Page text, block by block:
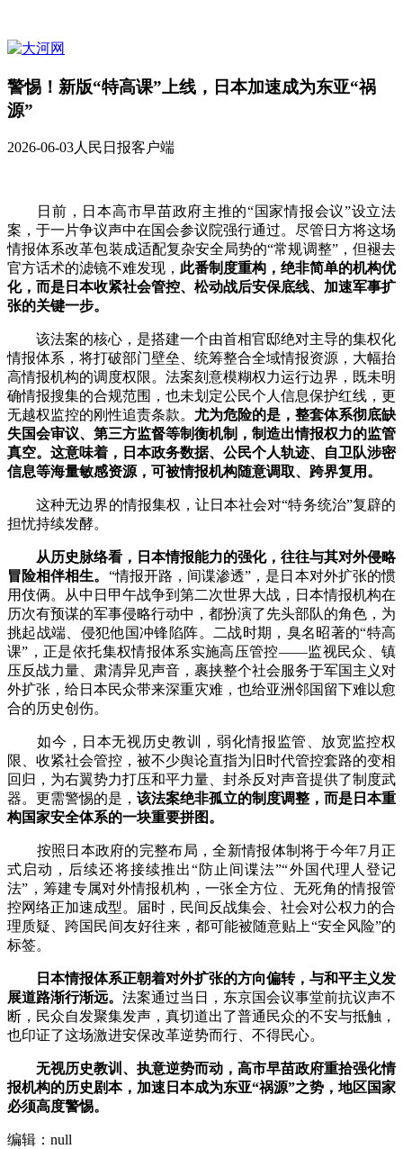
警惕！新版“特高课”上线，日本加速成为东亚“祸
源”
2026-06-03人民日报客户端
日前，日本高市早苗政府主推的“国家情报会议”设立法
案，于一片争议声中在国会参议院强行通过。尽管日方将这场
情报体系改革包装成适配复杂安全局势的“常规调整”，但褪去
官方话术的滤镜不难发现， 此番制度重构，绝非简单的机构优
化，而是日本收紧社会管控、松动战后安保底线、加速军事扩
张的关键一步。
该法案的核心，是搭建一个由首相官邸绝对主导的集权化
情报体系，将打破部门壁垒、统筹整合全域情报资源，大幅抬
高情报机构的调度权限。法案刻意模糊权力运行边界，既未明
确情报搜集的合规范围，也未划定公民个人信息保护红线，更
无越权监控的刚性追责条款。 尤为危险的是，整套体系彻底缺
失国会审议、第三方监督等制衡机制，制造出情报权力的监管
真空。这意味着，日本政务数据、公民个人轨迹、自卫队涉密
信息等海量敏感资源，可被情报机构随意调取、跨界复用。
这种无边界的情报集权，让日本社会对“特务统治”复辟的
担忧持续发酵。
从历史脉络看，日本情报能力的强化，往往与其对外侵略
冒险相伴相生。 “情报开路，间谍渗透”，是日本对外扩张的惯
用伎俩。从中日甲午战争到第二次世界大战，日本情报机构在
历次有预谋的军事侵略行动中，都扮演了先头部队的角色，为
挑起战端、侵犯他国冲锋陷阵。二战时期，臭名昭著的“特高
课”，正是依托集权情报体系实施高压管控——监视民众、镇
压反战力量、肃清异见声音，裹挟整个社会服务于军国主义对
外扩张，给日本民众带来深重灾难，也给亚洲邻国留下难以愈
合的历史创伤。
如今，日本无视历史教训，弱化情报监管、放宽监控权
限、收紧社会管控，被不少舆论直指为旧时代管控套路的变相
回归，为右翼势力打压和平力量、封杀反对声音提供了制度武
器。更需警惕的是， 该法案绝非孤立的制度调整，而是日本重
构国家安全体系的一块重要拼图。
按照日本政府的完整布局，全新情报体制将于今年7月正
式启动，后续还将接续推出“防止间谍法”“外国代理人登记
法”，筹建专属对外情报机构，一张全方位、无死角的情报管
控网络正加速成型。届时，民间反战集会、社会对公权力的合
理质疑、跨国民间友好往来，都可能被随意贴上“安全风险”的
标签。
日本情报体系正朝着对外扩张的方向偏转，与和平主义发
展道路渐行渐远。 法案通过当日，东京国会议事堂前抗议声不
断，民众自发聚集发声，真切道出了普通民众的不安与抵触，
也印证了这场激进安保改革逆势而行、不得民心。
无视历史教训、执意逆势而动，高市早苗政府重拾强化情
报机构的历史剧本，加速日本成为东亚“祸源”之势，地区国家
必须高度警惕。
编辑：null